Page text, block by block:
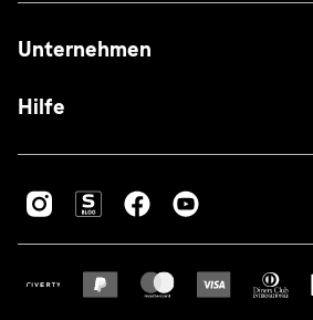
Unternehmen
Hilfe